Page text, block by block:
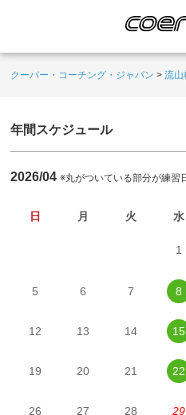
クーバー・コーチング・ジャパン >流山
年間スケジュール
2026/04※丸がついている部分が練習
日 月 火 水
1
5 6 7 8
12 13 14 15
19 20 21 22
26 27 28 29